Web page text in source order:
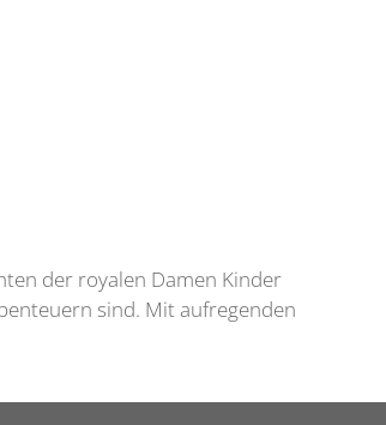
der royalen Damen Kinder
sind. Mit aufregenden